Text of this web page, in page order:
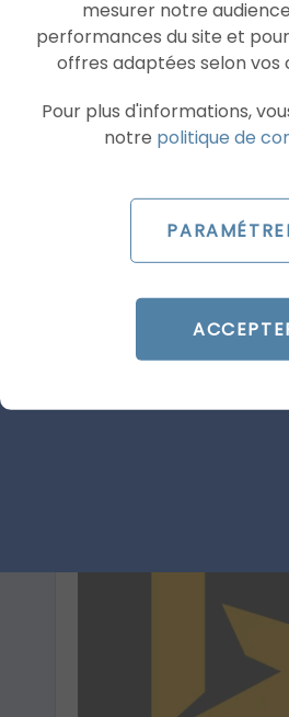
internautes et prospects
Voici donc nos
cette période importante, si
d’accompagnement pour la
.
mesurer notre
performances du site et
offres adaptées selon
Pour plus d'informations,
notre politique de